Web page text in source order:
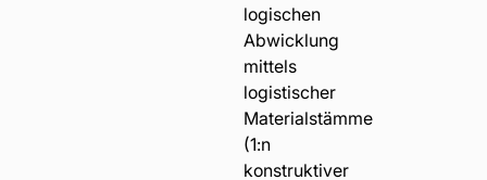
logischen
Abwicklung
mittels
logistischer
Materialstämme
(1:n
konstruktiver